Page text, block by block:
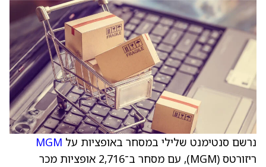
נרשם סנטימנט שלילי במסחר באופציות על MGM
ריזורטס (MGM), עם מסחר ב־2,716 אופציות מכר